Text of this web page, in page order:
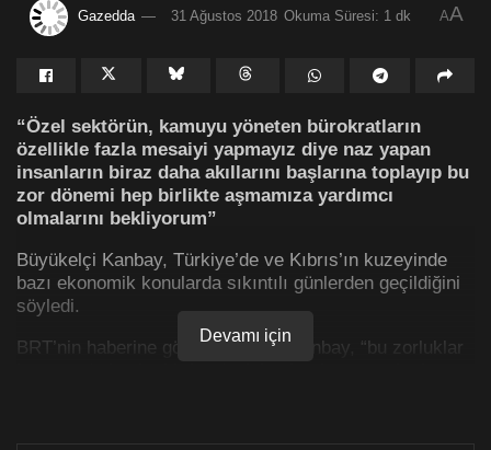
Gazedda 31 Ağustos 2018 Okuma Süresi: 1 dk AA
“Özel sektörün, kamuyu yöneten bürokratların
özellikle fazla mesaiyi yapmayız diye naz yapan
insanların biraz daha akıllarını başlarına toplayıp bu
zor dönemi hep birlikte aşmamıza yardımcı
olmalarını bekliyorum”
Büyükelçi Kanbay, Türkiye’de ve Kıbrıs’ın kuzeyinde
bazı ekonomik konularda sıkıntılı günlerden geçildiğini
söyledi.
BRT’nin haberine göre Büyükelçi Kanbay, “bu zorluklar
Devamı için